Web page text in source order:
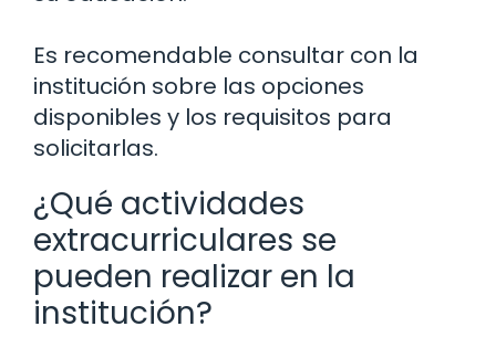
Es recomendable consultar con la
institución sobre las opciones
disponibles y los requisitos para
solicitarlas.
¿Qué actividades
extracurriculares se
pueden realizar en la
institución?